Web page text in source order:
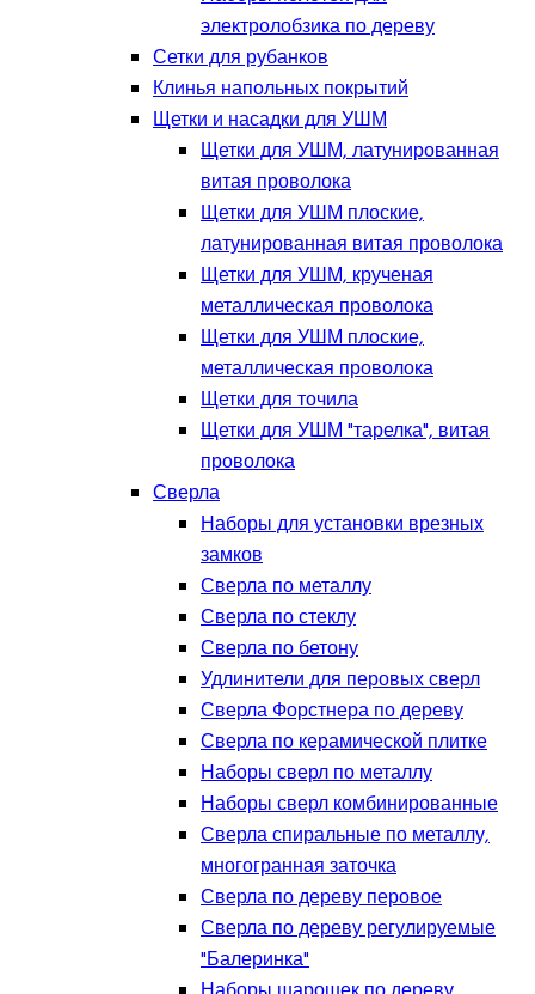
электролобзика по дереву
Сетки для рубанков
Клинья напольных покрытий
Щетки и насадки для УШМ
Щетки для УШМ, латунированная
витая проволока
Щетки для УШМ плоские,
латунированная витая проволока
Щетки для УШМ, крученая
металлическая проволока
Щетки для УШМ плоские,
металлическая проволока
Щетки для точила
Щетки для УШМ "тарелка", витая
проволока
Сверла
Наборы для установки врезных
замков
Сверла по металлу
Сверла по стеклу
Сверла по бетону
Удлинители для перовых сверл
Сверла Форстнера по дереву
Сверла по керамической плитке
Наборы сверл по металлу
Наборы сверл комбинированные
Сверла спиральные по металлу,
многогранная заточка
Сверла по дереву перовое
Сверла по дереву регулируемые
"Балеринка"